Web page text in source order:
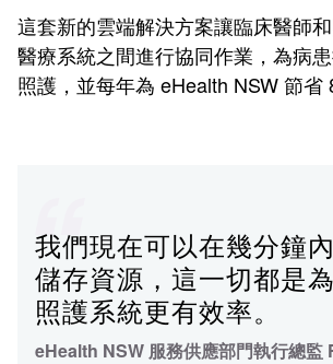
這套新的雲端解決方案讓臨床醫師
醫療系統之間進行協同作業，為病
照護，並每年為 eHealth NSW 節省
我們現在可以在幾分鐘
儲存資源，這一切都是
照護系統更有效率。
eHealth NSW 服務供應部門執行總